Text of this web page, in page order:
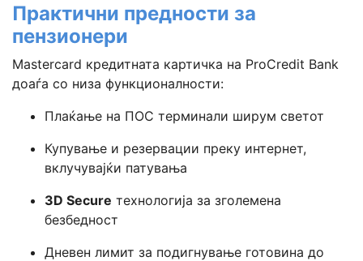
Практични предности за
пензионери
Mastercard кредитната картичка на ProCredit Bank
доаѓа со низа функционалности:
Плаќање на ПОС терминали ширум светот
Купување и резервации преку интернет,
вклучувајќи патувања
3D Secure технологија за зголемена
безбедност
Дневен лимит за подигнување готовина до